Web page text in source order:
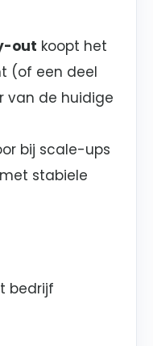
out koopt het
(of een deel
van de huidige
bij scale-ups
stabiele
bedrijf